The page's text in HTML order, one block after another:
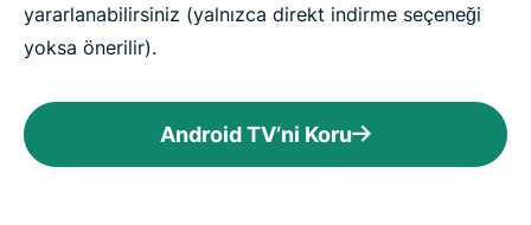
yararlanabilirsiniz (yalnızca direkt indirme seçeneği
yoksa önerilir).
Android TV’ni Koru